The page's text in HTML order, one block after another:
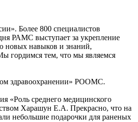
Более 800 специалистов
РАМС выступает за укрепление
новых навыков и знаний,
гордимся тем, что мы являемся
здравоохранении» РООМС.
«Роль среднего медицинского
Харашун Е.А. Прекрасно, что на
небольшие подарочки для раненых